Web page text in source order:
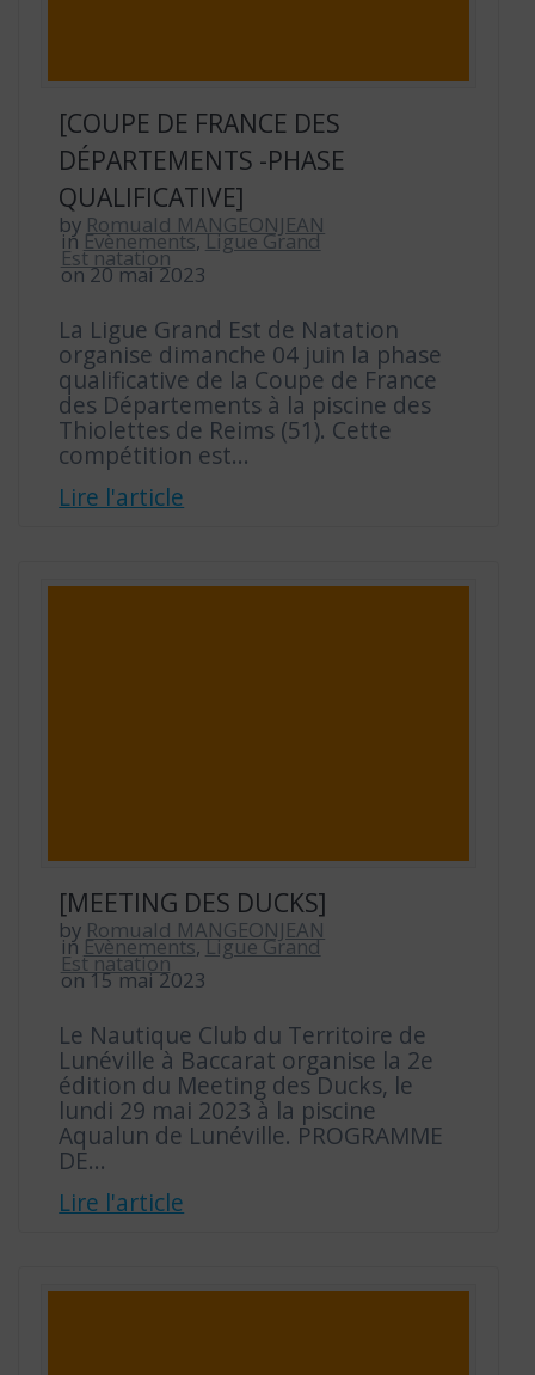
[COUPE DE FRANCE DES
DÉPARTEMENTS -PHASE
QUALIFICATIVE]
by Romuald MANGEONJEAN
in Evènements,Ligue Grand
Est natation
on 20 mai 2023
La Ligue Grand Est de Natation
organise dimanche 04 juin la phase
qualificative de la Coupe de France
des Départements à la piscine des
Thiolettes de Reims (51). Cette
compétition est…
Lire l'article
[MEETING DES DUCKS]
by Romuald MANGEONJEAN
in Evènements,Ligue Grand
Est natation
on 15 mai 2023
Le Nautique Club du Territoire de
Lunéville à Baccarat organise la 2e
édition du Meeting des Ducks, le
lundi 29 mai 2023 à la piscine
Aqualun de Lunéville. PROGRAMME
DE…
Lire l'article